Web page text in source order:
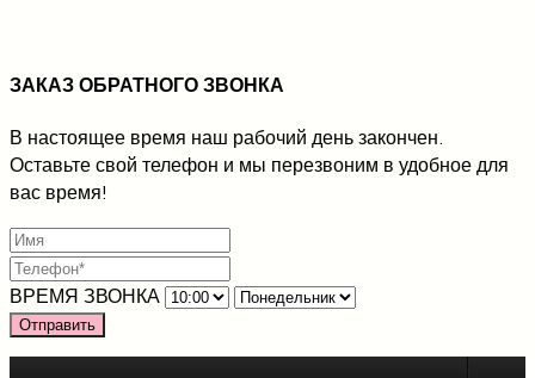
ЗАКАЗ ОБРАТНОГО ЗВОНКА
В настоящее время наш рабочий день закончен.
Оставьте свой телефон и мы перезвоним в удобное для
вас время!
ВРЕМЯ ЗВОНКА
Отправить